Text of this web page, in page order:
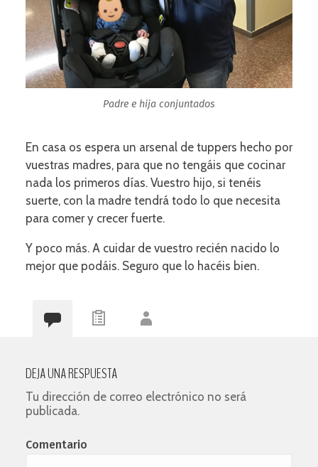
Padre e hija conjuntados
En casa os espera un arsenal de tuppers hecho por
vuestras madres, para que no tengáis que cocinar
nada los primeros días. Vuestro hijo, si tenéis
suerte, con la madre tendrá todo lo que necesita
para comer y crecer fuerte.
Y poco más. A cuidar de vuestro recién nacido lo
mejor que podáis. Seguro que lo hacéis bien.
DEJA UNA RESPUESTA
Tu dirección de correo electrónico no será
publicada.
Comentario